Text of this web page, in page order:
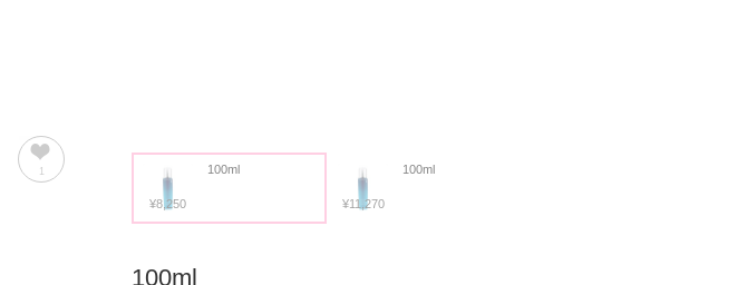
¥8,250
100ml
¥11,270
100ml
100ml